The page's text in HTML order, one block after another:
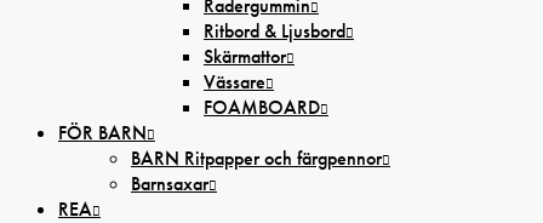
Radergummin
Ritbord & Ljusbord
Skärmattor
Vässare
FOAMBOARD
FÖR BARN
BARN Ritpapper och färgpennor
Barnsaxar
REA